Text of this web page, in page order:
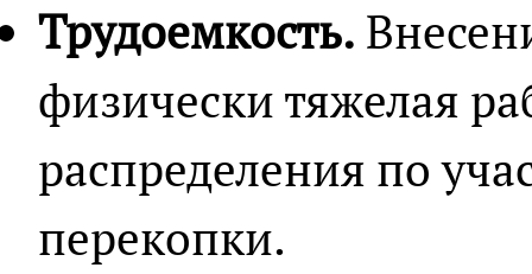
Трудоемкость.
физически тяжелая
распределения по
перекопки.